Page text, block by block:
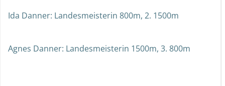
Ida Danner: Landesmeisterin 800m, 2. 1500m
Agnes Danner: Landesmeisterin 1500m, 3. 800m